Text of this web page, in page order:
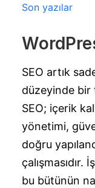
Son yazılar
SEO artık
düzeyinde bir
SEO; içerik
yönetimi,
doğru
çalışmasıdır.
bu bütünün